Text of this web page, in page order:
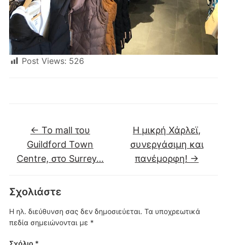
Post Views: 526
← Το mall του
Guildford Town
Centre, στο Surrey…
Η μικρή Χάρλεϊ,
συνεργάσιμη και
πανέμορφη! →
Σχολιάστε
Η ηλ. διεύθυνση σας δεν δημοσιεύεται. Τα υποχρεωτικά
πεδία σημειώνονται με *
Σχόλιο *